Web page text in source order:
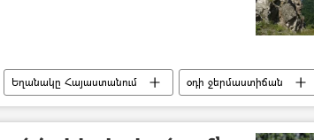
Եղանակը Հայաստանում
օդի ջերմաստիճան
Երևան